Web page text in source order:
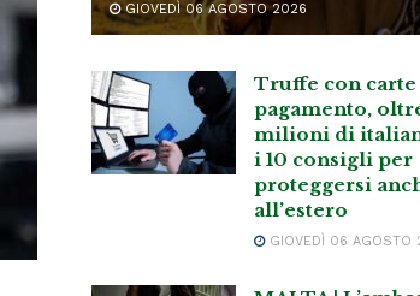
GIOVEDÌ 06 AGOSTO 2026
Truffe con
pagamento,
milioni di
i 10 consigli per
proteggersi
all’estero
GIOVEDÌ 06 AGOSTO